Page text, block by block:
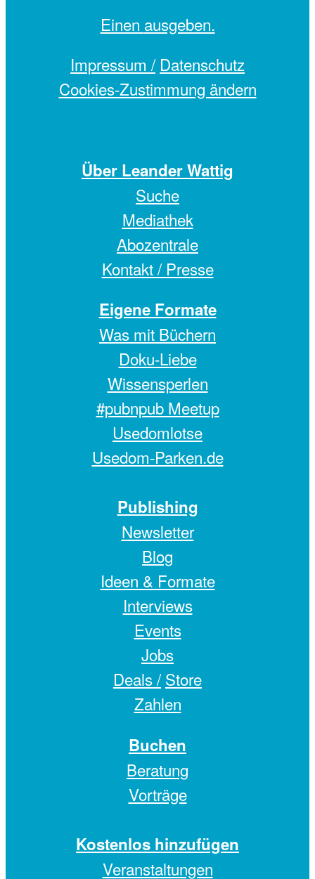
Einen ausgeben.
Impressum / Datenschutz
Cookies-Zustimmung ändern
Über Leander Wattig
Suche
Mediathek
Abozentrale
Kontakt / Presse
Eigene Formate
Was mit Büchern
Doku-Liebe
Wissensperlen
#pubnpub Meetup
Usedomlotse
Usedom-Parken.de
Publishing
Newsletter
Blog
Ideen & Formate
Interviews
Events
Jobs
Deals / Store
Zahlen
Buchen
Beratung
Vorträge
Kostenlos hinzufügen
Veranstaltungen